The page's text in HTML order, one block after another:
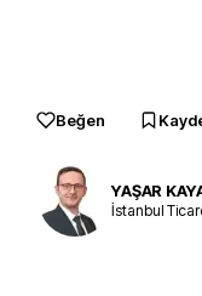
Beğen
YAŞAR
İstanbul